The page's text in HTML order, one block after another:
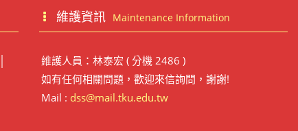
維護資訊 Maintenance Information
維護人員：林泰宏 ( 分機 2486 )
如有任何相關問題，歡迎來信詢問，謝謝!
Mail : dss@mail.tku.edu.tw